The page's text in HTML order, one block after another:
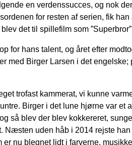
en verdenssucces, og nok
for resten af serien, fik
det til spillefilm som
for hans talent, og året efter
med Birger Larsen i det
trofast kammerat, vi kunne
Birger i det lune hjørne var et
så blev der blev kokkereret,
uden håb i 2014 rejste
nu blegnet lidt i farverne,